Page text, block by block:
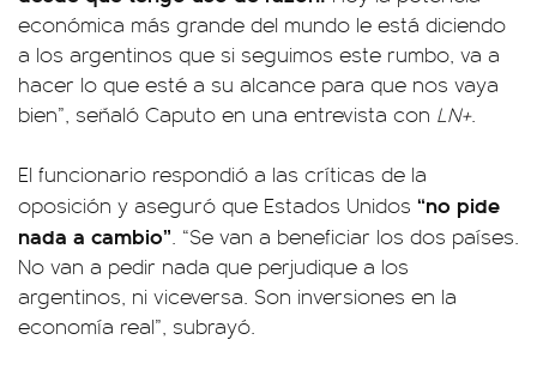
económica más grande del mundo le está diciendo
a los argentinos que si seguimos este rumbo, va a
hacer lo que esté a su alcance para que nos vaya
bien”, señaló Caputo en una entrevista con LN+.
El funcionario respondió a las críticas de la
oposición y aseguró que Estados Unidos “no pide
nada a cambio”. “Se van a beneficiar los dos países.
No van a pedir nada que perjudique a los
argentinos, ni viceversa. Son inversiones en la
economía real”, subrayó.